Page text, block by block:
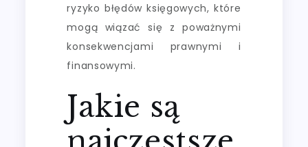
ryzyko błędów księgowych, które
mogą wiązać się z poważnymi
konsekwencjami prawnymi i
finansowymi.
Jakie są